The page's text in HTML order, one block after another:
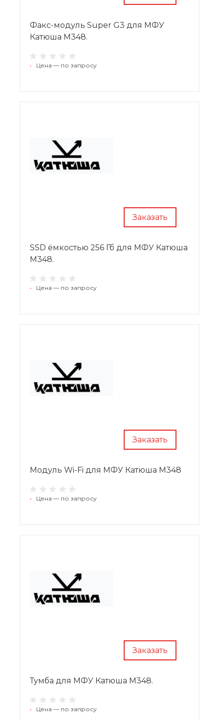
Факс-модуль Super G3 для МФУ
Катюша M348.
• Цена — по запросу
Заказать
SSD ёмкостью 256 Гб для МФУ Катюша
M348.
• Цена — по запросу
Заказать
Модуль Wi-Fi для МФУ Катюша М348
• Цена — по запросу
Заказать
Тумба для МФУ Катюша M348.
• Цена — по запросу